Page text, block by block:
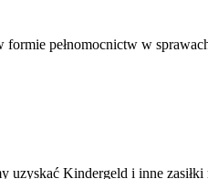
pełnomocnictw w
Kindergeld i inne